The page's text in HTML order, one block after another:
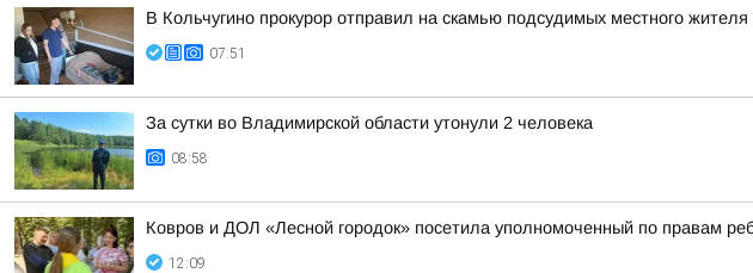
В Кольчугино прокурор отправил на скамью подсудимых местного
07:51
За сутки во Владимирской области утонули 2 человека
08:58
Ковров и ДОЛ «Лесной городок» посетила уполномоченный по правам
12:09